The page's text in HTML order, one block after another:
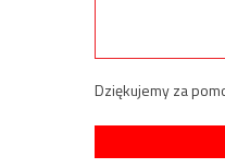
Dziękujemy za